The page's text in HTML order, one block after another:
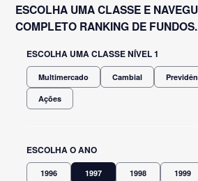
ESCOLHA UMA CLASSE E
COMPLETO RANKING DE FUNDOS.
ESCOLHA UMA CLASSE NÍVEL 1
Multimercado Cambial
Ações
ESCOLHA O ANO
1996 1997 1998 1999